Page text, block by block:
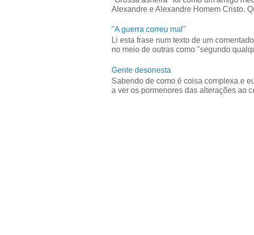
Alexandre e Alexandre Homem Cristo.
"A guerra correu mal"
Li esta frase num texto de um
no meio de outras como "segundo
Gente desonesta
Sabendo de como é coisa complexa e
a ver os pormenores das alterações ao